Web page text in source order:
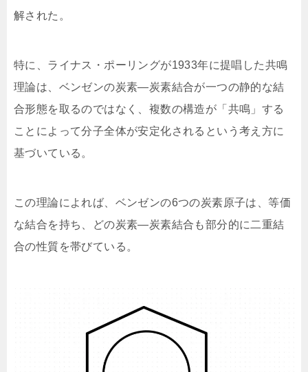
解された。
特に、ライナス・ポーリングが1933年に提唱した共鳴
理論は、ベンゼンの炭素—炭素結合が一つの静的な結
合形態を取るのではなく、複数の構造が「共鳴」する
ことによって分子全体が安定化されるという考え方に
基づいている。
この理論によれば、ベンゼンの6つの炭素原子は、等価
な結合を持ち、どの炭素—炭素結合も部分的に二重結
合の性質を帯びている。